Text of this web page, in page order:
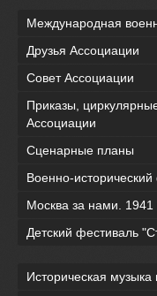
Международная
Друзья Ассоциации
Совет Ассоциации
Приказы,
Ассоциации
Сценарные планы
Военно-
Москва за нами. 1941
Детский фестиваль
Историческая музыка